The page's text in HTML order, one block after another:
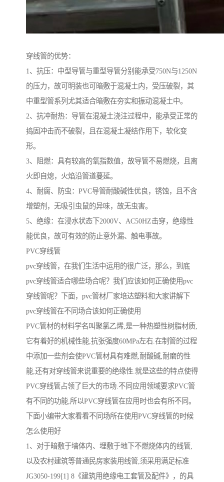
穿线管的优势：
1、抗压：中型导管与重型导管分别能承受750N与1250N
的压力，故可明装也可暗敷于混凝土内，受压破裂，其
中重型管系列尤其适合暗敷在夯实和振动混凝土中。
2、抗冲耐热：导管在混凝土浇注过程中，能承受正常的
捣固冲击而不破裂，且在混凝土凝结作用下，软化变
形。
3、阻燃：具有较高的氧指数值，故导管不易燃烧，且离
火即自熄，火焰沿管道蔓延。
4、耐腐、防虫：PVC导管耐酸碱性优良，锈蚀，且不含
增塑剂，无吸引虫鼠的异味，故无虫害。
5、绝缘：在浸水状态下2000V、AC50HZ击穿，绝缘性
能优良，故可有效的防止意外漏、触电事故。
PVC穿线管
pvc穿线管，在我们生活中运用的很广泛，那么，到底
pvc穿线管适合哪些场合呢？我们应该如何正确使用pvc
穿线管呢？下面，pvc管材厂家培达塑料和大家讲解下
pvc穿线管在不同场合该如何正确使用
PVC管材的材料学名叫聚氯乙烯,是一种热塑性树脂材质,
它有着好的机械性能,抗张强度60MPa左右.在制管的过程
中添加一些剂会使PVC管材具有难燃,耐酸碱,耐磨的性
能,还有对穿线管来说重要的绝缘性.就是这些的特点使得
PVC穿线管占领了巨大的市场.不同应用领域要求PVC管
有不同的功能,所以PVC穿线管在应用时也会有所不同。
下面小编带大家看看不同场所在使用PVC穿线管的时候
怎么使用好
1、对于暗敷于墙体内、埋敷于地下不燃烧体内的线管,
以及农村建筑等普通民房家装用线管,须采用满足标准
JG3050-199[1] 8《建筑用绝缘电工套管及配件》，的具